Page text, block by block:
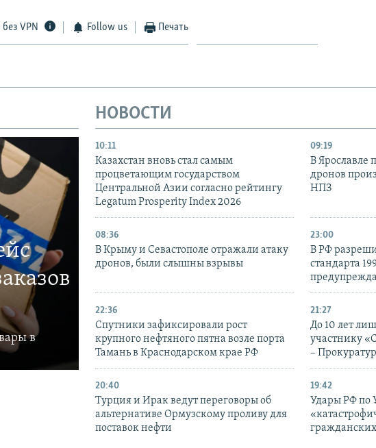
VPN Follow us Печать
в
НОВОСТИ
10:11
Казахстан вновь стал самым
процветающим государством
Центральной Азии согласно рейтингу
Legatum Prosperity Index 2026
09:19
В Ярославле
дронов
НПЗ
08:36
В Крыму и Севастополе отражали атаку
дронов, были слышны взрывы
23:00
В РФ
стандарта
22:36
Спутники зафиксировали рост
крупного нефтяного пятна возле порта
Тамань в Краснодарском крае РФ
21:27
До 10 лет
участнику
–
20:40
Турция и Ирак ведут переговоры об
альтернативе Ормузскому проливу для
поставок нефти
19:42
Удары РФ по